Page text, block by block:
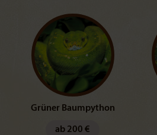
Grüner Baumpython
ab 200 €